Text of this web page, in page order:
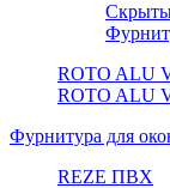
ROTO ALU
ROTO ALU
Фурнитура для
REZE ПВХ